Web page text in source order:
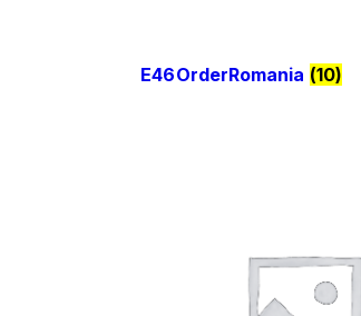
E46OrderRomania (10)